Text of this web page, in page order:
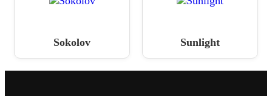
Sokolov Sunlight